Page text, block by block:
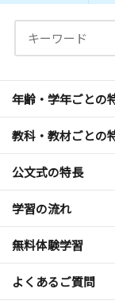
年齢・学年ごとの
教科・教材ごとの
公文式の特長
学習の流れ
無料体験学習
よくあるご質問